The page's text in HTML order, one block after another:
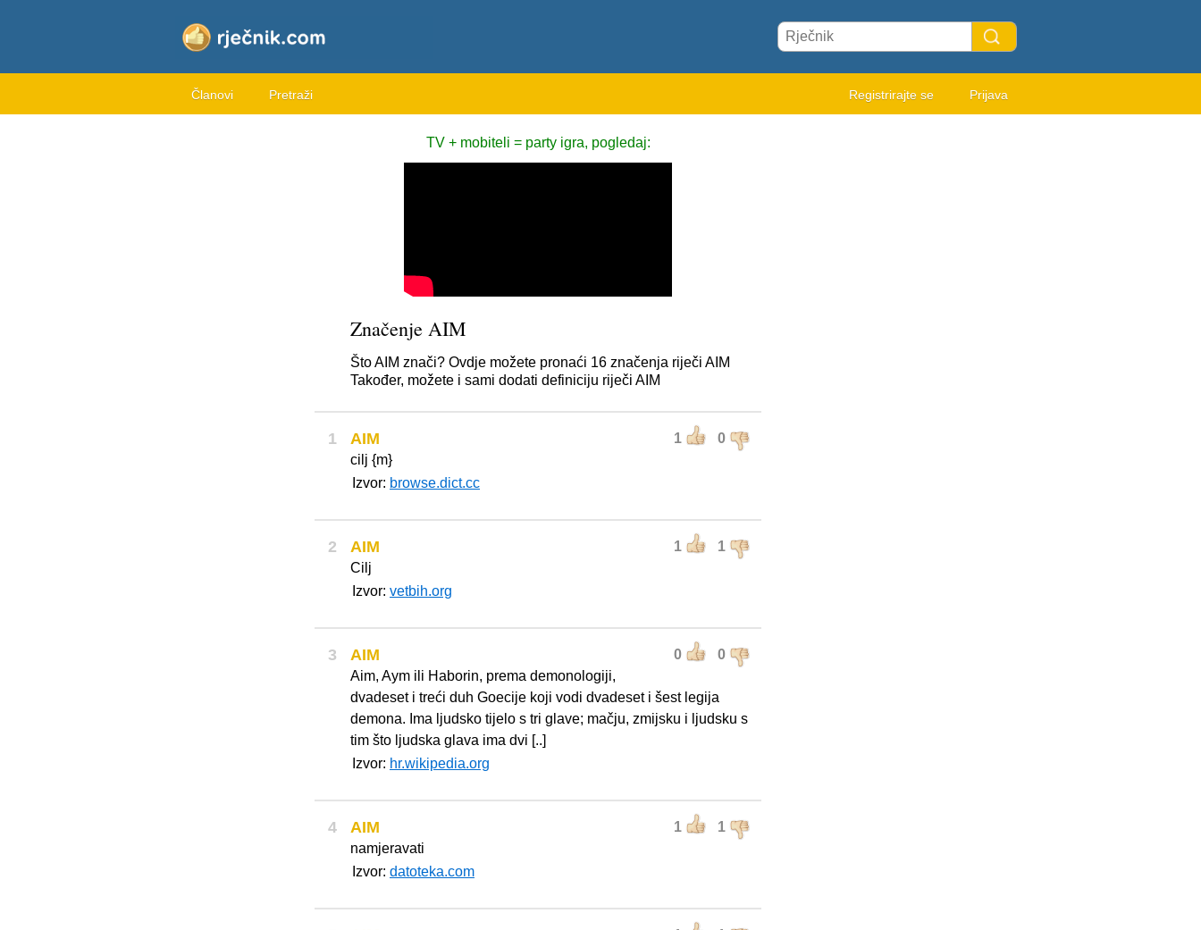
Članovi Pretraži Registrirajte se Prijava
TV + mobiteli = party igra, pogledaj:
Značenje AIM
Što AIM znači? Ovdje možete pronaći 16 značenja riječi AIM
Također, možete i sami dodati definiciju riječi AIM
1 1 0
AIM
cilj {m}
Izvor: browse.dict.cc
2 1 1
AIM
Cilj
Izvor: vetbih.org
3 0 0
AIM
Aim, Aym ili Haborin, prema demonologiji,
dvadeset i treći duh Goecije koji vodi dvadeset i šest legija
demona. Ima ljudsko tijelo s tri glave; mačju, zmijsku i ljudsku s
tim što ljudska glava ima dvi [..]
Izvor: hr.wikipedia.org
4 1 1
AIM
namjeravati
Izvor: datoteka.com